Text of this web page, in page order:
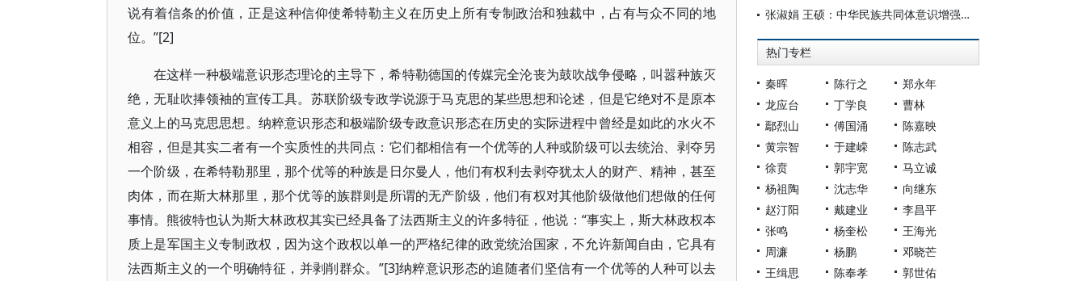
说有着信条的价值，正是这种信仰使希特勒主义在历史上所有专制政治和独裁中，占有与众不同的地
位。”[2]
在这样一种极端意识形态理论的主导下，希特勒德国的传媒完全沦丧为鼓吹战争侵略，叫嚣种族灭
绝，无耻吹捧领袖的宣传工具。苏联阶级专政学说源于马克思的某些思想和论述，但是它绝对不是原本
意义上的马克思思想。纳粹意识形态和极端阶级专政意识形态在历史的实际进程中曾经是如此的水火不
相容，但是其实二者有一个实质性的共同点：它们都相信有一个优等的人种或阶级可以去统治、剥夺另
一个阶级，在希特勒那里，那个优等的种族是日尔曼人，他们有权利去剥夺犹太人的财产、精神，甚至
肉体，而在斯大林那里，那个优等的族群则是所谓的无产阶级，他们有权对其他阶级做他们想做的任何
事情。熊彼特也认为斯大林政权其实已经具备了法西斯主义的许多特征，他说：“事实上，斯大林政权本
质上是军国主义专制政权，因为这个政权以单一的严格纪律的政党统治国家，不允许新闻自由，它具有
法西斯主义的一个明确特征，并剥削群众。”[3]纳粹意识形态的追随者们坚信有一个优等的人种可以去
张淑娟 王硕：中华民族共同体意识增强意识形态韧性探析
热门专栏
秦晖 陈行之
郑永年
龙应台
丁学良
曹林
鄢烈山
傅国涌
陈嘉映
黄宗智
于建嵘
陈志武
徐贲
郭宇宽
马立诚
杨祖陶
沈志华
向继东
赵汀阳
戴建业
李昌平
张鸣
杨奎松
王海光
周濂
杨鹏
邓晓芒
王缉思
陈奉孝
郭世佑